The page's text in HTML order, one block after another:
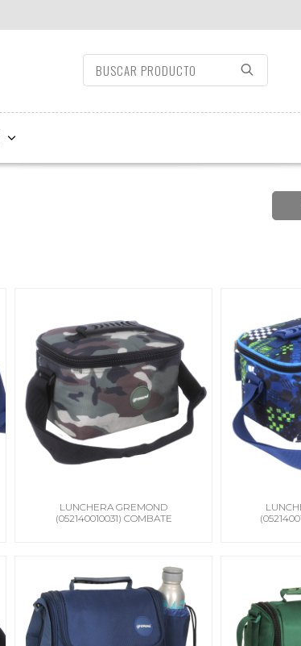
LUNCHERA GREMOND
(052140010031) COMBATE